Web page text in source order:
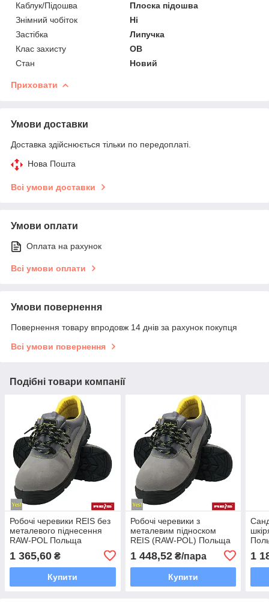
Каблук/Підошва
Плоска підошва
Знімний чобіток
Ні
Застібка
Липучка
Клас захисту
OB
Стан
Новий
Приховати
Умови доставки
Доставка здійснюється тільки по передоплаті.
Нова Пошта
Всі умови доставки
Умови оплати
Оплата на рахунок
Всі умови оплати
Умови повернення
Повернення товару впродовж 14 днів за рахунок покупця
Всі умови повернення
Подібні товари компанії
Робочі черевики REIS без
металевого піднесення
RAW-POL Польща
(спецвзуття) BRYESVEL-P-
OB
1 365,60 ₴
Купити
Робочі черевики з
металевим підноском
REIS (RAW-POL) Польща
(спецвзуття) BRYESVEL-P-
S1
1 448,52₴/пара
Купити
1